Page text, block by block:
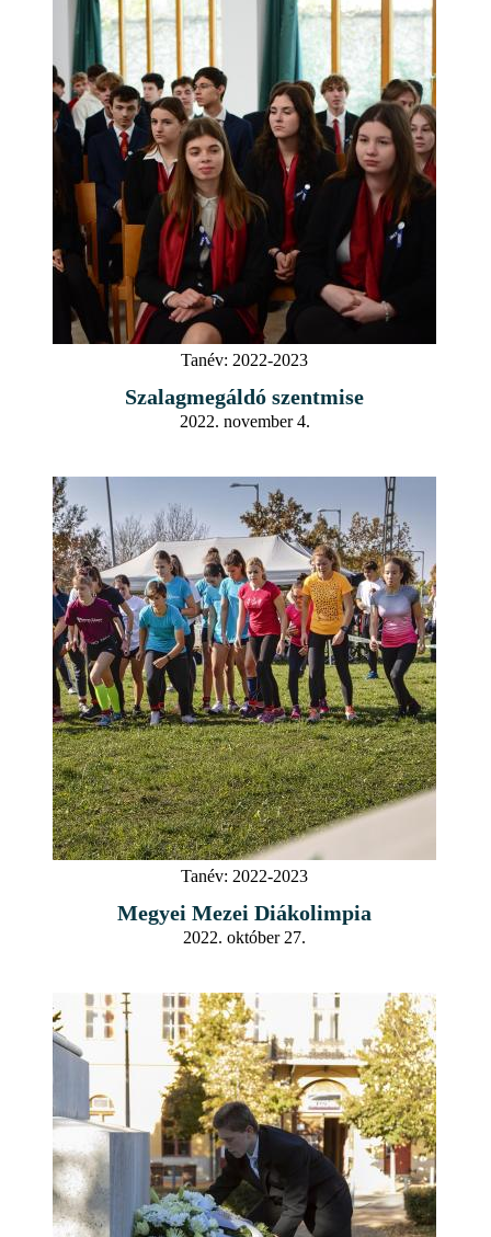
Tanév: 2022-2023
Szalagmegáldó szentmise
2022. november 4.
Tanév: 2022-2023
Megyei Mezei Diákolimpia
2022. október 27.